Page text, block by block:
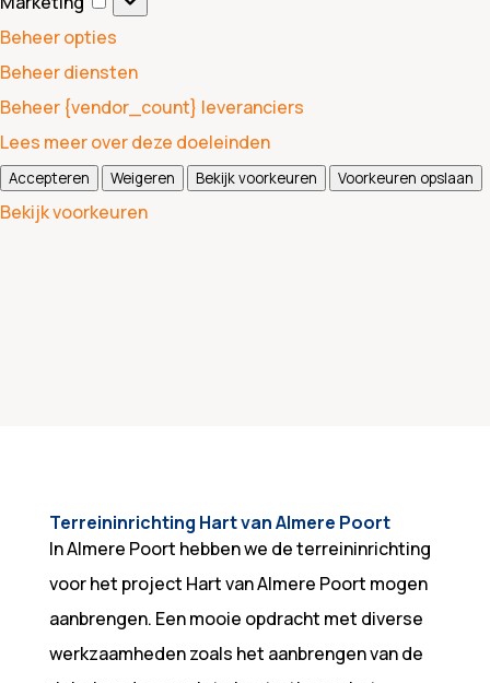
Beheer opties
Beheer diensten
Beheer {vendor_count} leveranciers
Lees meer over deze doeleinden
Accepteren Weigeren Bekijk voorkeuren Voorkeuren opslaan
Bekijk voorkeuren
Terreininrichting Hart van Almere Poort
In Almere Poort hebben we de terreininrichting
voor het project Hart van Almere Poort mogen
aanbrengen. Een mooie opdracht met diverse
werkzaamheden zoals het aanbrengen van de